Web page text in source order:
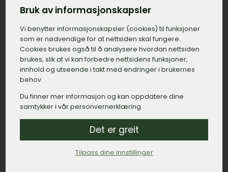
En annen ting som kan være viktig å sjekke opp er
leverandøren i Kviteseid tilbyr transport og montering
inkludert i prisen. De fleste i Kviteseid inkluderer dette,
men ikke alle.
Kviteseid
Bruk av informasjonskapsler
Vi benytter informasjons­kapsler (cookies) til funksjoner
som er nødvendige for at nettsiden skal fungere.
Cookies brukes også til å analysere hvordan nettsiden
brukes, slik at vi kan forbedre nettsidens funksjoner,
innhold og utseende i takt med endringer i brukernes
behov.
Du finner mer informasjon og kan oppdatere dine
samtykker i vår personvernerklæring.
Det er greit
Tilpass dine innstillinger